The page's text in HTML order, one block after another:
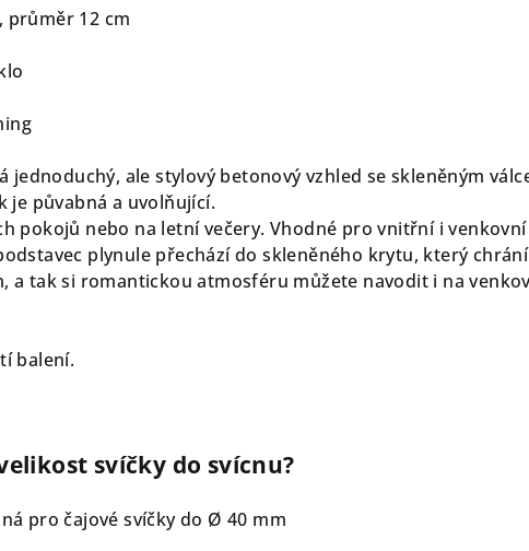
průměr 12 cm
jednoduchý, ale stylový betonový vzhled se skleněným
je půvabná a uvolňující.
pokojů nebo na letní večery. Vhodné pro vnitřní i venkovní
plynule přechází do skleněného krytu, který chrání
a tak si romantickou atmosféru můžete navodit i na
balení.
svíčky do svícnu?
pro čajové svíčky do Ø 40 mm